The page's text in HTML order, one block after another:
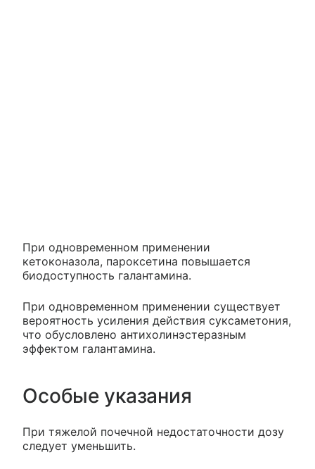
При одновременном применении
кетоконазола, пароксетина повышается
биодоступность галантамина.
При одновременном применении существует
вероятность усиления действия суксаметония,
что обусловлено антихолинэстеразным
эффектом галантамина.
Особые указания
При тяжелой почечной недостаточности дозу
следует уменьшить.